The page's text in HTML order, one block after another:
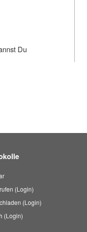
Du
(Login)
(Login)
(Login)